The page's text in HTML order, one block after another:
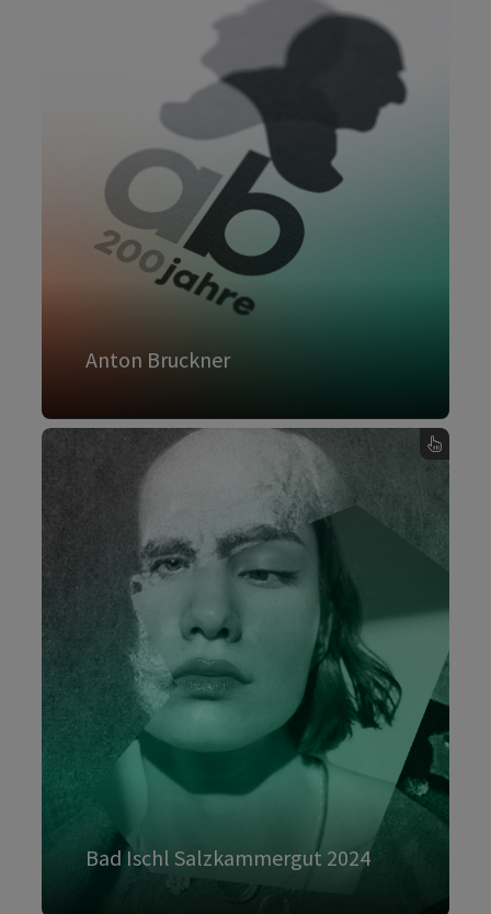
Anton Bruckner
Oberösterreich ist Anton Brucknrs Heimat.
1824 in Ansfelden geboren, im Stift St. Florian
gefördert und ausgebildet, in Linz zum
umjubelten Orgel-Improvisator und zum
Komponisten mit unverwechselbarer
Tonsprache gereift.
Mehr dazu
, Anton Bruckner - Karte umdrehen
Bad Ischl Salzkammergut 2024
Bad Ischl Salzkammergut 2024
Erstmals in der Geschichte fand die
Kulturhauptstadt Europas 2024 in einer
inneralpinen, ländlich geprägten Region
statt. Die Bannerstadt Bad Ischl entwickelte
mit 22 weiteren Gemeinden eine Kulturregion,
die sich im Zusammenwirken von Kunst,
Kultur, Wirtschaft und Tourismus neu erfindet.
Mehr dazu